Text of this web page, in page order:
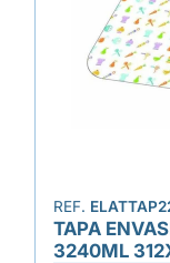
REF.
TAPA
3240ML